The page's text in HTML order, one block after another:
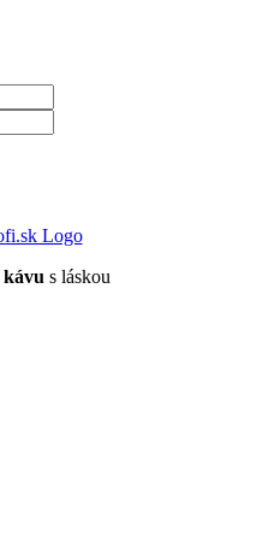
kávu s láskou